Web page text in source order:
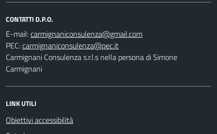
CONTATTI D.P.O.
E-mail:
PEC:
Carmignani Consulenza s.r.l.s nella persona di Simone
Carmignani
LINK UTILI
Obiettivi accessibilità